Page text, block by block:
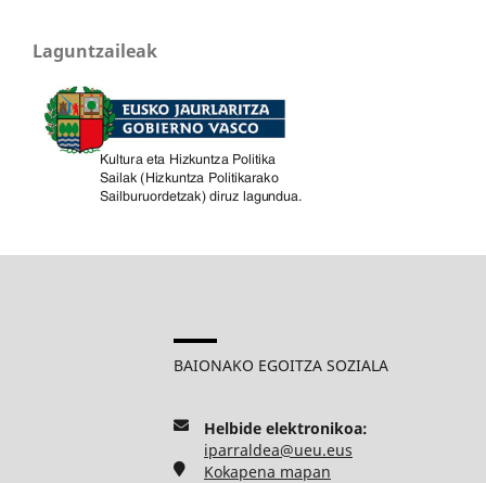
Laguntzaileak
BAIONAKO EGOITZA SOZIALA
Helbide elektronikoa:
iparraldea@ueu.eus
Kokapena mapan